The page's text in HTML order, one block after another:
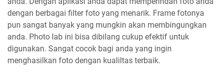
dengan berbagai filter foto yang menarik. Frame fotonya
pun sangat banyak yang mungkin akan membingungkan
anda. Photo lab ini bisa dibilang cukup efektif untuk
digunakan. Sangat cocok bagi anda yang ingin
menghasilkan foto dengan kualiltas terbaik.